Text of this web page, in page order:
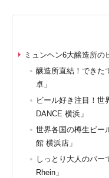
ミュンヘン6大醸造所の
醸造所直結！できた
卓」
ビール好き注目！世
DANCE 横浜」
世界各国の樽生ビー
館 横浜店」
しっとり大人のバー
Rhein」